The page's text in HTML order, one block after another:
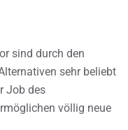
sind durch den
sehr beliebt
Job des
völlig neue